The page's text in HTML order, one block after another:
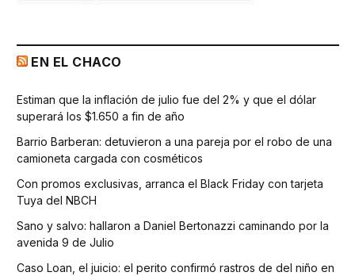
EN EL CHACO
Estiman que la inflación de julio fue del 2% y que el dólar
superará los $1.650 a fin de año
Barrio Barberan: detuvieron a una pareja por el robo de una
camioneta cargada con cosméticos
Con promos exclusivas, arranca el Black Friday con tarjeta
Tuya del NBCH
Sano y salvo: hallaron a Daniel Bertonazzi caminando por la
avenida 9 de Julio
Caso Loan, el juicio: el perito confirmó rastros de del niño en